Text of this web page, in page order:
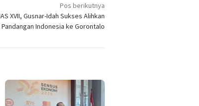
Pos berikutnya
XVII, Gusnar-Idah Sukses Alihkan
Pandangan Indonesia ke Gorontalo